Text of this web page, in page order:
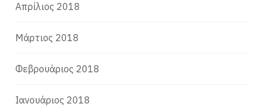
Απρίλιος 2018
Μάρτιος 2018
Φεβρουάριος 2018
Ιανουάριος 2018